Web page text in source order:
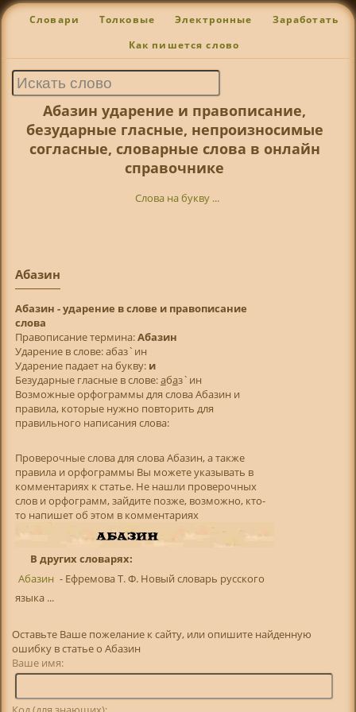
Словари Толковые Электронные Заработать
Как пишется слово
Абазин ударение и правописание,
безударные гласные, непроизносимые
согласные, словарные слова в онлайн
справочнике
Слова на букву ...
Абазин
Абазин - ударение в слове и правописание
слова
Правописание термина:Абазин
Ударение в слове: абаз`ин
Ударение падает на букву: и
Безударные гласные в слове:абаз`ин
Возможные орфограммы для слова Абазин и
правила, которые нужно повторить для
правильного написания слова:
Проверочные слова для слова Абазин, а также
правила и орфограммы Вы можете указывать в
комментариях к статье. Не нашли проверочных
слов и орфограмм, зайдите позже, возможно, кто-
то напишет об этом в комментариях
В других словарях:
Абазин - Ефремова Т. Ф. Новый словарь русского
языка ...
Оставьте Ваше пожелание к сайту, или опишите найденную
ошибку в статье о Абазин
Ваше имя: